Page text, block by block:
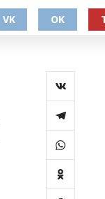
VK OK